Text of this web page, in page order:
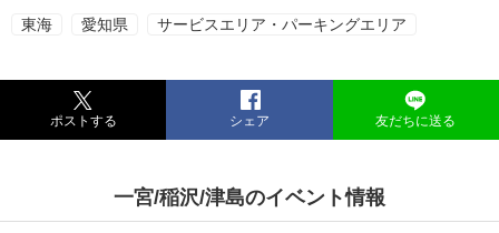
東海 愛知県 サービスエリア・パーキングエリア
ポストする シェア 友だちに送る
一宮/稲沢/津島のイベント情報